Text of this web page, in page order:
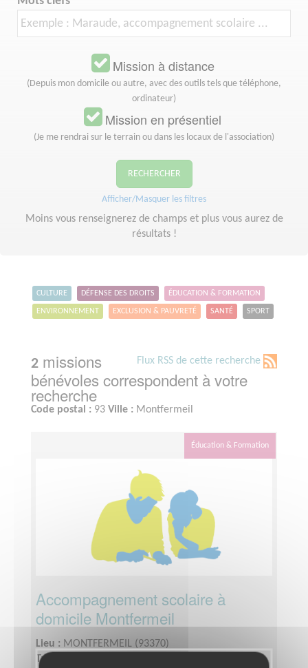
Mission à distance
(Depuis mon domicile ou autre, avec des outils tels que téléphone,
ordinateur)
Mission en présentiel
(Je me rendrai sur le terrain ou dans les locaux de l'association)
RECHERCHER
Afficher/Masquer les filtres
Moins vous renseignerez de champs et plus vous aurez de
résultats !
CULTURE DÉFENSE DES DROITS ÉDUCATION & FORMATION
ENVIRONNEMENT EXCLUSION & PAUVRETÉ SANTÉ SPORT
Flux RSS de cette recherche
2 missions
bénévoles correspondent à votre
recherche
Code postal : 93 Ville : Montfermeil
Éducation & Formation
Accompagnement scolaire à
domicile Montfermeil
Lieu : MONTFERMEIL (93370)
Type :